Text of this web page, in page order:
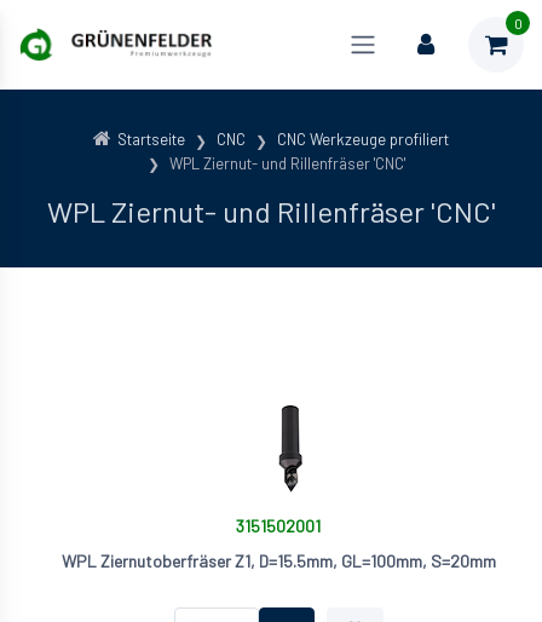
0
Startseite CNC
CNC Werkzeuge profiliert
WPL Ziernut- und Rillenfräser 'CNC'
WPL Ziernut- und Rillenfräser 'CNC'
3151502001
WPL Ziernutoberfräser Z1, D=15.5mm, GL=100mm, S=20mm